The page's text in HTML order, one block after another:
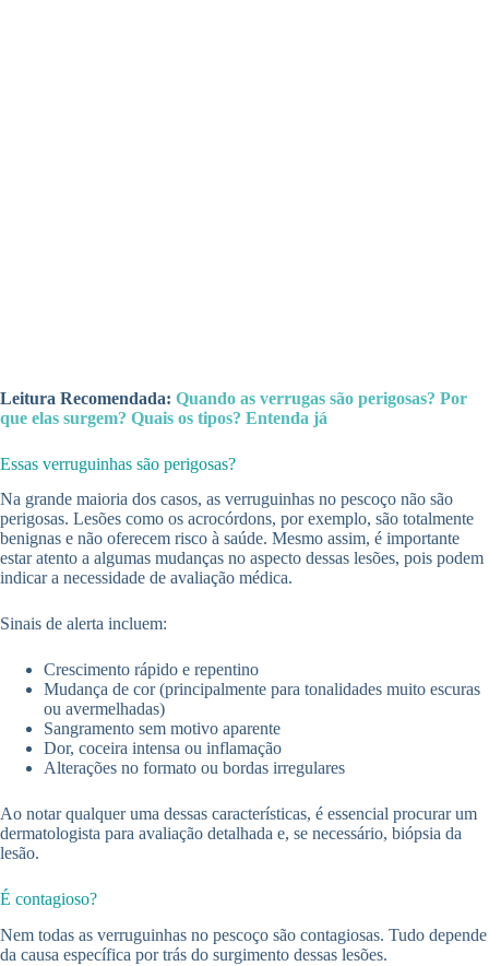
Leitura Recomendada: Quando as verrugas são perigosas? Por
que elas surgem? Quais os tipos? Entenda já
Essas verruguinhas são perigosas?
Na grande maioria dos casos, as verruguinhas no pescoço não são
perigosas. Lesões como os acrocórdons, por exemplo, são totalmente
benignas e não oferecem risco à saúde. Mesmo assim, é importante
estar atento a algumas mudanças no aspecto dessas lesões, pois podem
indicar a necessidade de avaliação médica.
Sinais de alerta incluem:
Crescimento rápido e repentino
Mudança de cor (principalmente para tonalidades muito escuras
ou avermelhadas)
Sangramento sem motivo aparente
Dor, coceira intensa ou inflamação
Alterações no formato ou bordas irregulares
Ao notar qualquer uma dessas características, é essencial procurar um
dermatologista para avaliação detalhada e, se necessário, biópsia da
lesão.
É contagioso?
Nem todas as verruguinhas no pescoço são contagiosas. Tudo depende
da causa específica por trás do surgimento dessas lesões.